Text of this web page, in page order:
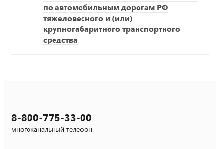
по автомобильным дорогам РФ
тяжеловесного и (или)
крупногабаритного транспортного
средства
8-800-775-33-00
многоканальный телефон